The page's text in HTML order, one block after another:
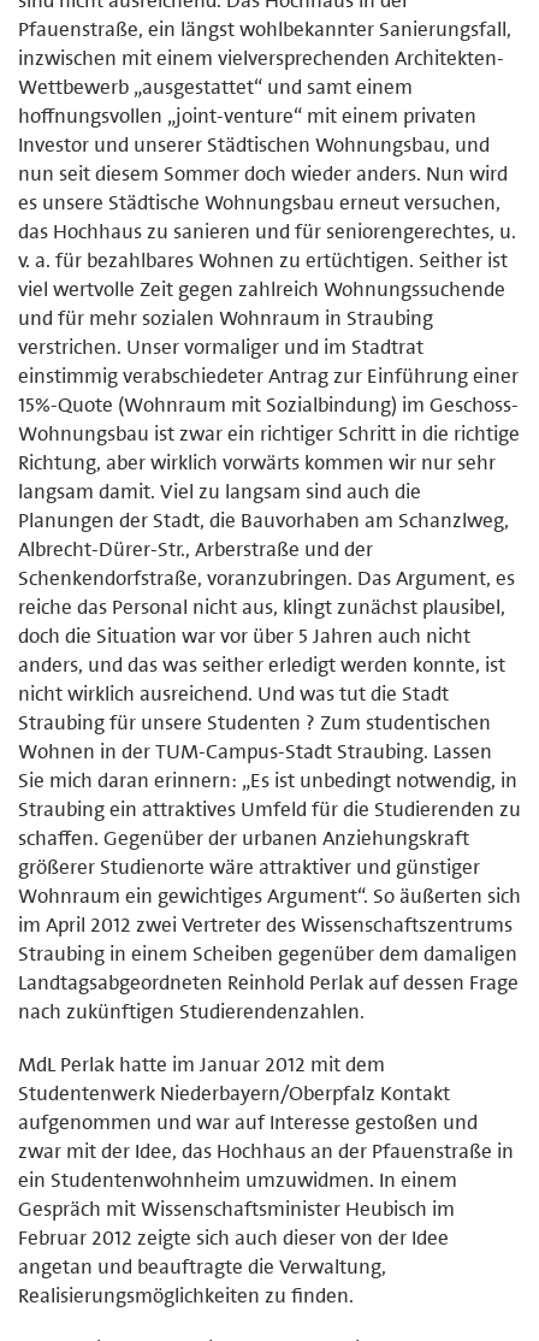
Pfauenstraße, ein längst wohlbekannter Sanierungsfall,
inzwischen mit einem vielversprechenden Architekten-
Wettbewerb „ausgestattet“ und samt einem
hoffnungsvollen „joint-venture“ mit einem privaten
Investor und unserer Städtischen Wohnungsbau, und
nun seit diesem Sommer doch wieder anders. Nun wird
es unsere Städtische Wohnungsbau erneut versuchen,
das Hochhaus zu sanieren und für seniorengerechtes, u.
v. a. für bezahlbares Wohnen zu ertüchtigen. Seither ist
viel wertvolle Zeit gegen zahlreich Wohnungssuchende
und für mehr sozialen Wohnraum in Straubing
verstrichen. Unser vormaliger und im Stadtrat
einstimmig verabschiedeter Antrag zur Einführung einer
15%-Quote (Wohnraum mit Sozialbindung) im Geschoss-
Wohnungsbau ist zwar ein richtiger Schritt in die richtige
Richtung, aber wirklich vorwärts kommen wir nur sehr
langsam damit. Viel zu langsam sind auch die
Planungen der Stadt, die Bauvorhaben am Schanzlweg,
Albrecht-Dürer-Str., Arberstraße und der
Schenkendorfstraße, voranzubringen. Das Argument, es
reiche das Personal nicht aus, klingt zunächst plausibel,
doch die Situation war vor über 5 Jahren auch nicht
anders, und das was seither erledigt werden konnte, ist
nicht wirklich ausreichend. Und was tut die Stadt
Straubing für unsere Studenten ? Zum studentischen
Wohnen in der TUM-Campus-Stadt Straubing. Lassen
Sie mich daran erinnern: „Es ist unbedingt notwendig, in
Straubing ein attraktives Umfeld für die Studierenden zu
schaffen. Gegenüber der urbanen Anziehungskraft
größerer Studienorte wäre attraktiver und günstiger
Wohnraum ein gewichtiges Argument“. So äußerten sich
im April 2012 zwei Vertreter des Wissenschaftszentrums
Straubing in einem Scheiben gegenüber dem damaligen
Landtagsabgeordneten Reinhold Perlak auf dessen Frage
nach zukünftigen Studierendenzahlen.
MdL Perlak hatte im Januar 2012 mit dem
Studentenwerk Niederbayern/Oberpfalz Kontakt
aufgenommen und war auf Interesse gestoßen und
zwar mit der Idee, das Hochhaus an der Pfauenstraße in
ein Studentenwohnheim umzuwidmen. In einem
Gespräch mit Wissenschaftsminister Heubisch im
Februar 2012 zeigte sich auch dieser von der Idee
angetan und beauftragte die Verwaltung,
Realisierungsmöglichkeiten zu finden.